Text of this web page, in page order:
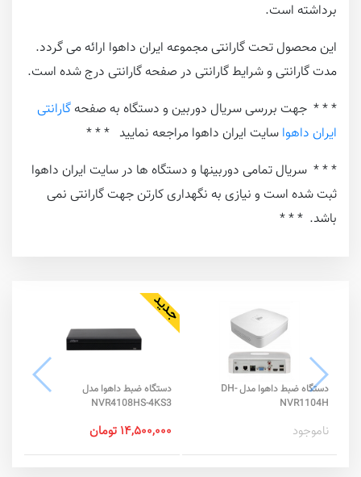
برداشته است.
این محصول تحت گارانتی مجموعه ایران داهوا ارائه می گردد.
مدت گارانتی و شرایط گارانتی در صفحه گارانتی درج شده است.
* * * جهت بررسی سریال دوربین و دستگاه به صفحه گارانتی
ایران داهوا سایت ایران داهوا مراجعه نمایید * * *
* * * سریال تمامی دوربینها و دستگاه ها در سایت ایران داهوا
ثبت شده است و نیازی به نگهداری کارتن جهت گارانتی نمی
باشد. * * *
دستگاه ضبط داهوا مدل DH-
NVR1104H
ناموجود
دستگاه ضبط داهوا مدل
NVR4108HS-4KS3
۱۴,۵۰۰,۰۰۰ تومان